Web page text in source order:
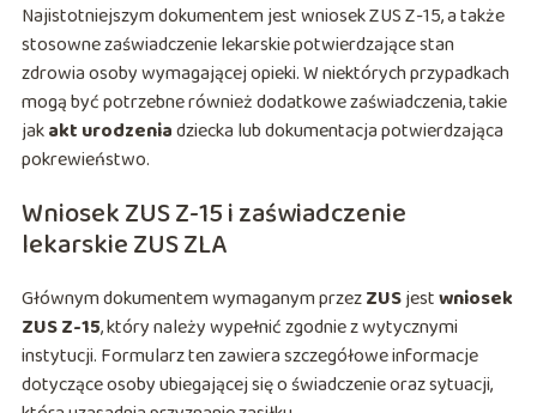
Najistotniejszym dokumentem jest wniosek ZUS Z-15, a także
stosowne zaświadczenie lekarskie potwierdzające stan
zdrowia osoby wymagającej opieki. W niektórych przypadkach
mogą być potrzebne również dodatkowe zaświadczenia, takie
jakakt urodzeniadziecka lub dokumentacja potwierdzająca
pokrewieństwo.
Wniosek ZUS Z-15 i zaświadczenie
lekarskie ZUS ZLA
Głównym dokumentem wymaganym przezZUSjestwniosek
ZUS Z-15, który należy wypełnić zgodnie z wytycznymi
instytucji. Formularz ten zawiera szczegółowe informacje
dotyczące osoby ubiegającej się o świadczenie oraz sytuacji,